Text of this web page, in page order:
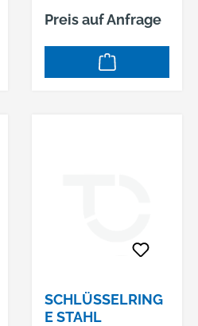
Preis auf Anfrage
SCHLÜSSELRING
E STAHL